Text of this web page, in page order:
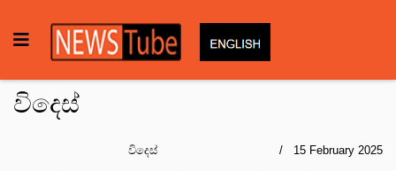
විදෙස්
විදෙස් 15 February 2025